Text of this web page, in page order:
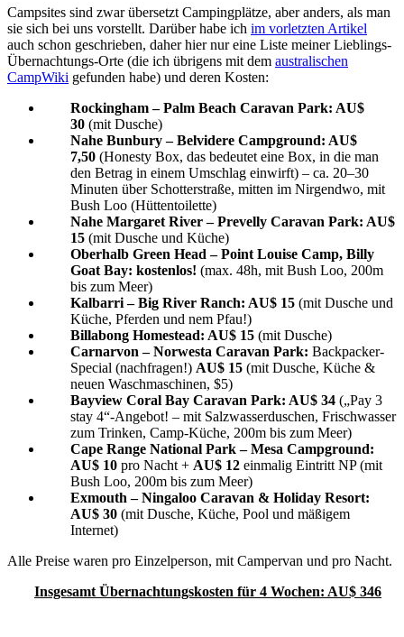
Campsites sind zwar übersetzt Campingplätze, aber anders, als man
sie sich bei uns vorstellt. Darüber habe ich im vorletzten Artikel
auch schon geschrieben, daher hier nur eine Liste meiner Lieblings-
Übernachtungs-Orte (die ich übrigens mit dem australischen
CampWiki gefunden habe) und deren Kosten:
Rockingham – Palm Beach Caravan Park: AU$
30 (mit Dusche)
Nahe Bunbury – Belvidere Campground: AU$
7,50 (Honesty Box, das bedeutet eine Box, in die man
den Betrag in einem Umschlag einwirft) – ca. 20–30
Minuten über Schotterstraße, mitten im Nirgendwo, mit
Bush Loo (Hüttentoilette)
Nahe Margaret River – Prevelly Caravan Park: AU$
15 (mit Dusche und Küche)
Oberhalb Green Head – Point Louise Camp, Billy
Goat Bay: kostenlos! (max. 48h, mit Bush Loo, 200m
bis zum Meer)
Kalbarri – Big River Ranch: AU$ 15 (mit Dusche und
Küche, Pferden und nem Pfau!)
Billabong Homestead: AU$ 15 (mit Dusche)
Carnarvon – Norwesta Caravan Park: Backpacker-
Special (nachfragen!) AU$ 15 (mit Dusche, Küche &
neuen Waschmaschinen, $5)
Bayview Coral Bay Caravan Park: AU$ 34 („Pay 3
stay 4“-Angebot! – mit Salzwasserduschen, Frischwasser
zum Trinken, Camp-Küche, 200m bis zum Meer)
Cape Range National Park – Mesa Campground:
AU$ 10 pro Nacht + AU$ 12 einmalig Eintritt NP (mit
Bush Loo, 200m bis zum Meer)
Exmouth – Ningaloo Caravan & Holiday Resort:
AU$ 30 (mit Dusche, Küche, Pool und mäßigem
Internet)
Alle Preise waren pro Einzelperson, mit Campervan und pro Nacht.
Insgesamt Übernachtungskosten für 4 Wochen: AU$ 346